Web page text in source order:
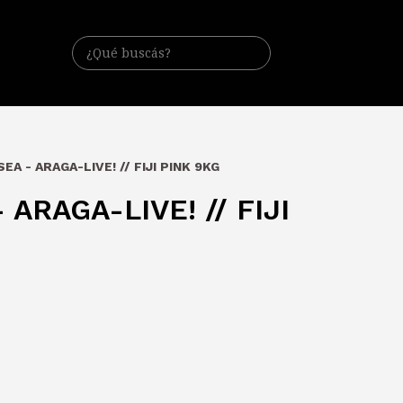
- ARAGA-LIVE! // FIJI PINK 9KG
ARAGA-LIVE! // FIJI